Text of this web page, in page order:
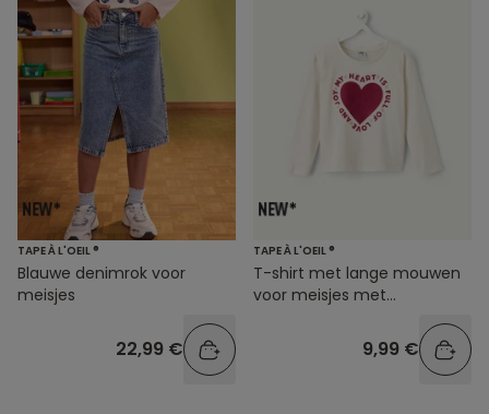
TAPE À L'OEIL ®
Blauwe denimrok voor
meisjes
22,99 €
TAPE À L'OEIL ®
T-shirt met lange mouwen
voor meisjes met
9,99 €